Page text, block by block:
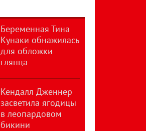
Беременная Тина
Кунаки обнажилась
для обложки
глянца
Кендалл Дженнер
засветила ягодицы
в леопардовом
бикини